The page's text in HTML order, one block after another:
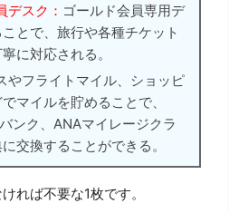
デスク： ゴールド会員専用デ
とで、旅行や各種チケット
に対応される。
やフライトマイル、ショッピ
マイルを貯めることで、
ンク、ANAマイレージクラ
交換することができる。
れば不要な1枚です。